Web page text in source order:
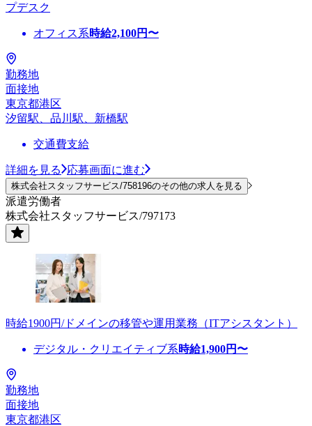
プデスク
オフィス系時給2,100円〜
勤務地
面接地
東京都港区
汐留駅、品川駅、新橋駅
交通費支給
詳細を見る 応募画面に進む
株式会社スタッフサービス/758196のその他の求人を見る
派遣労働者
株式会社スタッフサービス/797173
時給1900円/ドメインの移管や運用業務（ITアシスタント）
デジタル・クリエイティブ系時給1,900円〜
勤務地
面接地
東京都港区